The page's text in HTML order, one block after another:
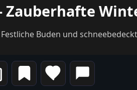
Buden und